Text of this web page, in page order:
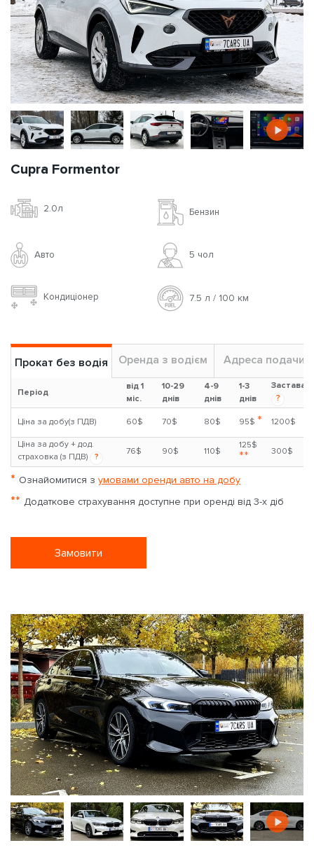
Cupra Formentor
2.0л Бензин
Авто 5 чoл
Кондиціонер 7.5 л / 100 км
Прокат без водія Оренда з водієм Адреса подачи
Період
від 1
міс.
10-29
днів
4-9
днів
1-3
днів
Застава
?
Ціна за добу(з ПДВ) 60$ 70$ 80$ 95$ * 1200$
Ціна за добу + дод.
страховка (з ПДВ)
?
76$ 90$ 110$
125$
** 300$
* Ознайомитися з умовами оренди авто на добу
** Додаткове страхування доступне при оренді від 3-х діб
Замовити